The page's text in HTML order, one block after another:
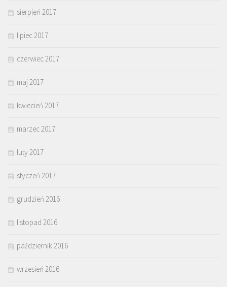
sierpień 2017
lipiec 2017
czerwiec 2017
maj 2017
kwiecień 2017
marzec 2017
luty 2017
styczeń 2017
grudzień 2016
listopad 2016
październik 2016
wrzesień 2016